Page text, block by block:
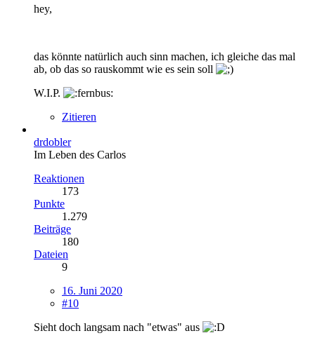
hey,
das könnte natürlich auch sinn machen, ich gleiche das mal
ab, ob das so rauskommt wie es sein soll
W.I.P.
Zitieren
drdobler
Im Leben des Carlos
Reaktionen
173
Punkte
1.279
Beiträge
180
Dateien
9
16. Juni 2020
#10
Sieht doch langsam nach "etwas" aus